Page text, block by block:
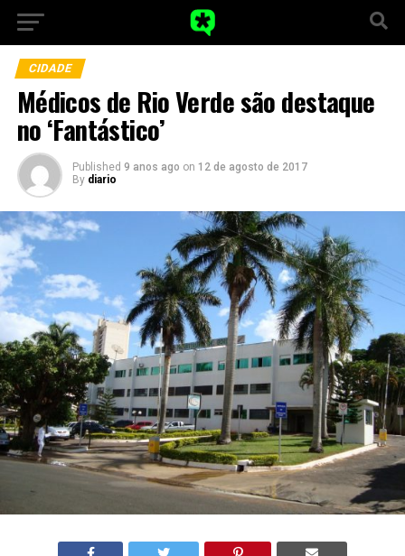
CIDADE
Médicos de Rio Verde são destaque
no ‘Fantástico’
Published 9 anos ago on 12 de agosto de 2017
By diario